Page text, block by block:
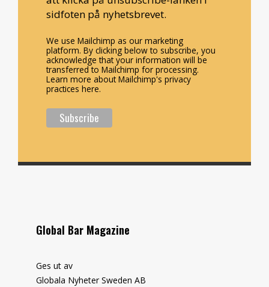
sidfoten på nyhetsbrevet.
We use Mailchimp as our marketing
platform. By clicking below to subscribe, you
acknowledge that your information will be
transferred to Mailchimp for processing.
Learn more about Mailchimp's privacy
practices here.
Global Bar Magazine
Ges ut av
Globala Nyheter Sweden AB